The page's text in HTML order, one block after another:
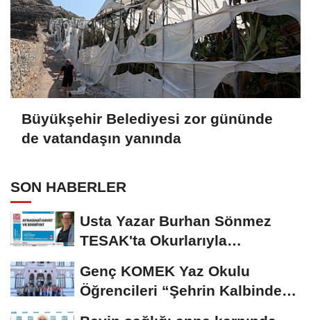
Büyükşehir Belediyesi zor gününde
de vatandaşın yanında
SON HABERLER
Usta Yazar Burhan Sönmez
TESAK'ta Okurlarıyla
Genç KOMEK Yaz Okulu
Öğrencileri “Şehrin Kalbinde